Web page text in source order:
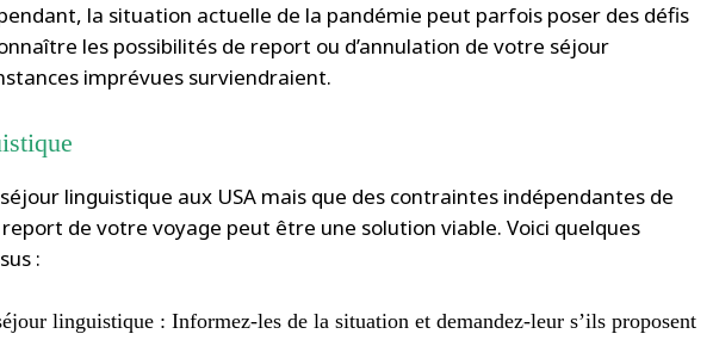
la situation actuelle de la pandémie peut parfois poser des défis
les possibilités de report ou d’annulation de votre séjour
imprévues surviendraient.
linguistique aux USA mais que des contraintes indépendantes de
de votre voyage peut être une solution viable. Voici quelques
:
linguistique : Informez-les de la situation et demandez-leur s’ils proposent